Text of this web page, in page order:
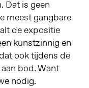
Dat is geen
meest gangbare
de expositie
kunstzinnig en
ook tijdens de
bod. Want
nodig.